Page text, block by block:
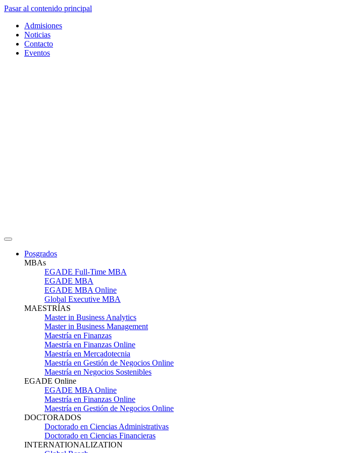
Pasar al contenido principal
Admisiones
Noticias
Contacto
Eventos
Posgrados
MBAs
EGADE Full-Time MBA
EGADE MBA
EGADE MBA Online
Global Executive MBA
MAESTRÍAS
Master in Business Analytics
Master in Business Management
Maestría en Finanzas
Maestría en Finanzas Online
Maestría en Mercadotecnia
Maestría en Gestión de Negocios Online
Maestría en Negocios Sostenibles
EGADE Online
EGADE MBA Online
Maestría en Finanzas Online
Maestría en Gestión de Negocios Online
DOCTORADOS
Doctorado en Ciencias Administrativas
Doctorado en Ciencias Financieras
INTERNATIONALIZATION